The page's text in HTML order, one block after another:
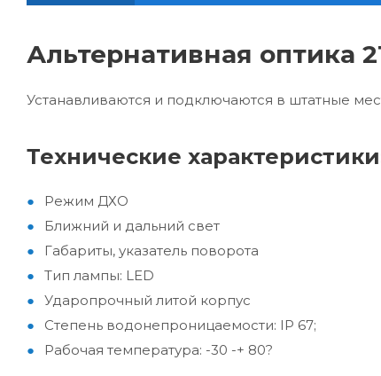
Альтернативная оптика
Устанавливаются и подключаются в штатные
Технические
Режим ДХО
Ближний и дальний свет
Габариты, указатель поворота
Тип лампы: LED
Ударопрочный литой корпус
Степень водонепроницаемости: IP 67;
Рабочая температура: -30 -+ 80?